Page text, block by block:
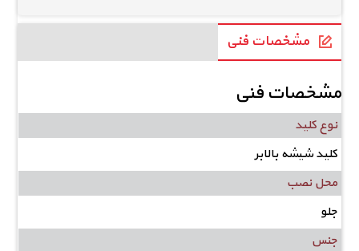
مشخصات فنی
مشخصات فنی
نوع کلید
کلید شیشه بالابر
محل نصب
جلو
جنس